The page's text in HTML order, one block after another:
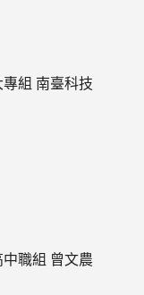
組 南臺科技
職組 曾文農